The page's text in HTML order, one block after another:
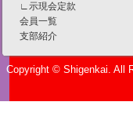
∟ 示現会定款
会員一覧
支部紹介
Copyright © Shigenkai. All